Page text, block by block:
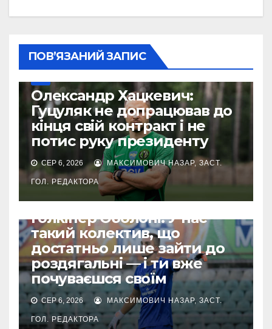
ПОВ’ЯЗАНИЙ ЗАПИС
Олександр Хацкевич:
Гуцуляк не допрацював до
кінця свій контракт і не
потис руку президенту
СЕР 6, 2026 МАКСИМОВИЧ НАЗАР, ЗАСТ.
ГОЛ. РЕДАКТОРА
УПЛ
Голкіпер Оболоні: У нас
такий колектив, що
достатньо лише зайти до
роздягальні — і ти вже
почуваєшся своїм
СЕР 6, 2026 МАКСИМОВИЧ НАЗАР, ЗАСТ.
ГОЛ. РЕДАКТОРА